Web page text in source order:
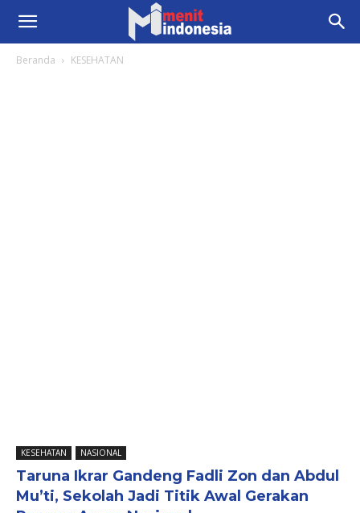
Beranda KESEHATAN
KESEHATAN NASIONAL
Taruna Ikrar Gandeng Fadli Zon dan Abdul
Mu’ti, Sekolah Jadi Titik Awal Gerakan